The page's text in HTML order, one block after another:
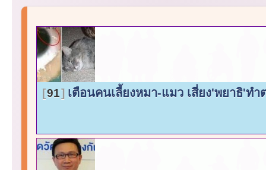
91 เตือนคนเลี้ยงหมา-แมว เสี่ยง'พยาธิ'ท